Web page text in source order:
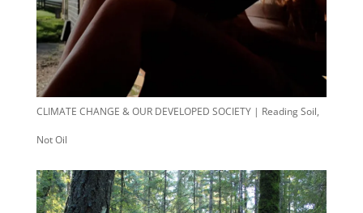
CLIMATE CHANGE & OUR DEVELOPED SOCIETY | Reading Soil,
Not Oil